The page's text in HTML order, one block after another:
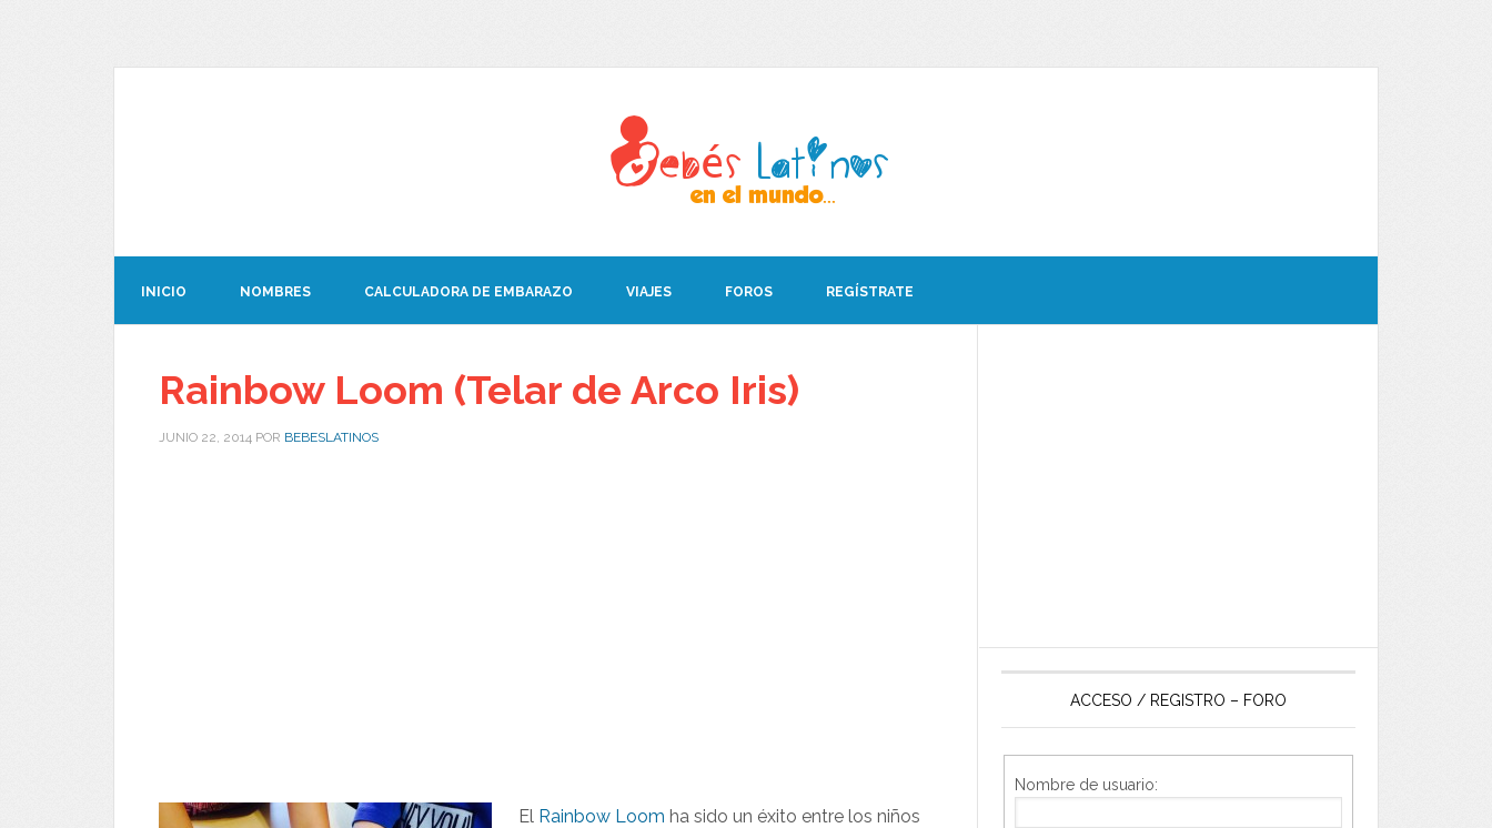
INICIO NOMBRES CALCULADORA DE EMBARAZO VIAJES FOROS REGÍSTRATE
Rainbow Loom (Telar de Arco Iris)
JUNIO 22, 2014 POR BEBESLATINOS
El Rainbow Loom ha sido un éxito entre los niños
ACCESO / REGISTRO – FORO
Nombre de usuario: